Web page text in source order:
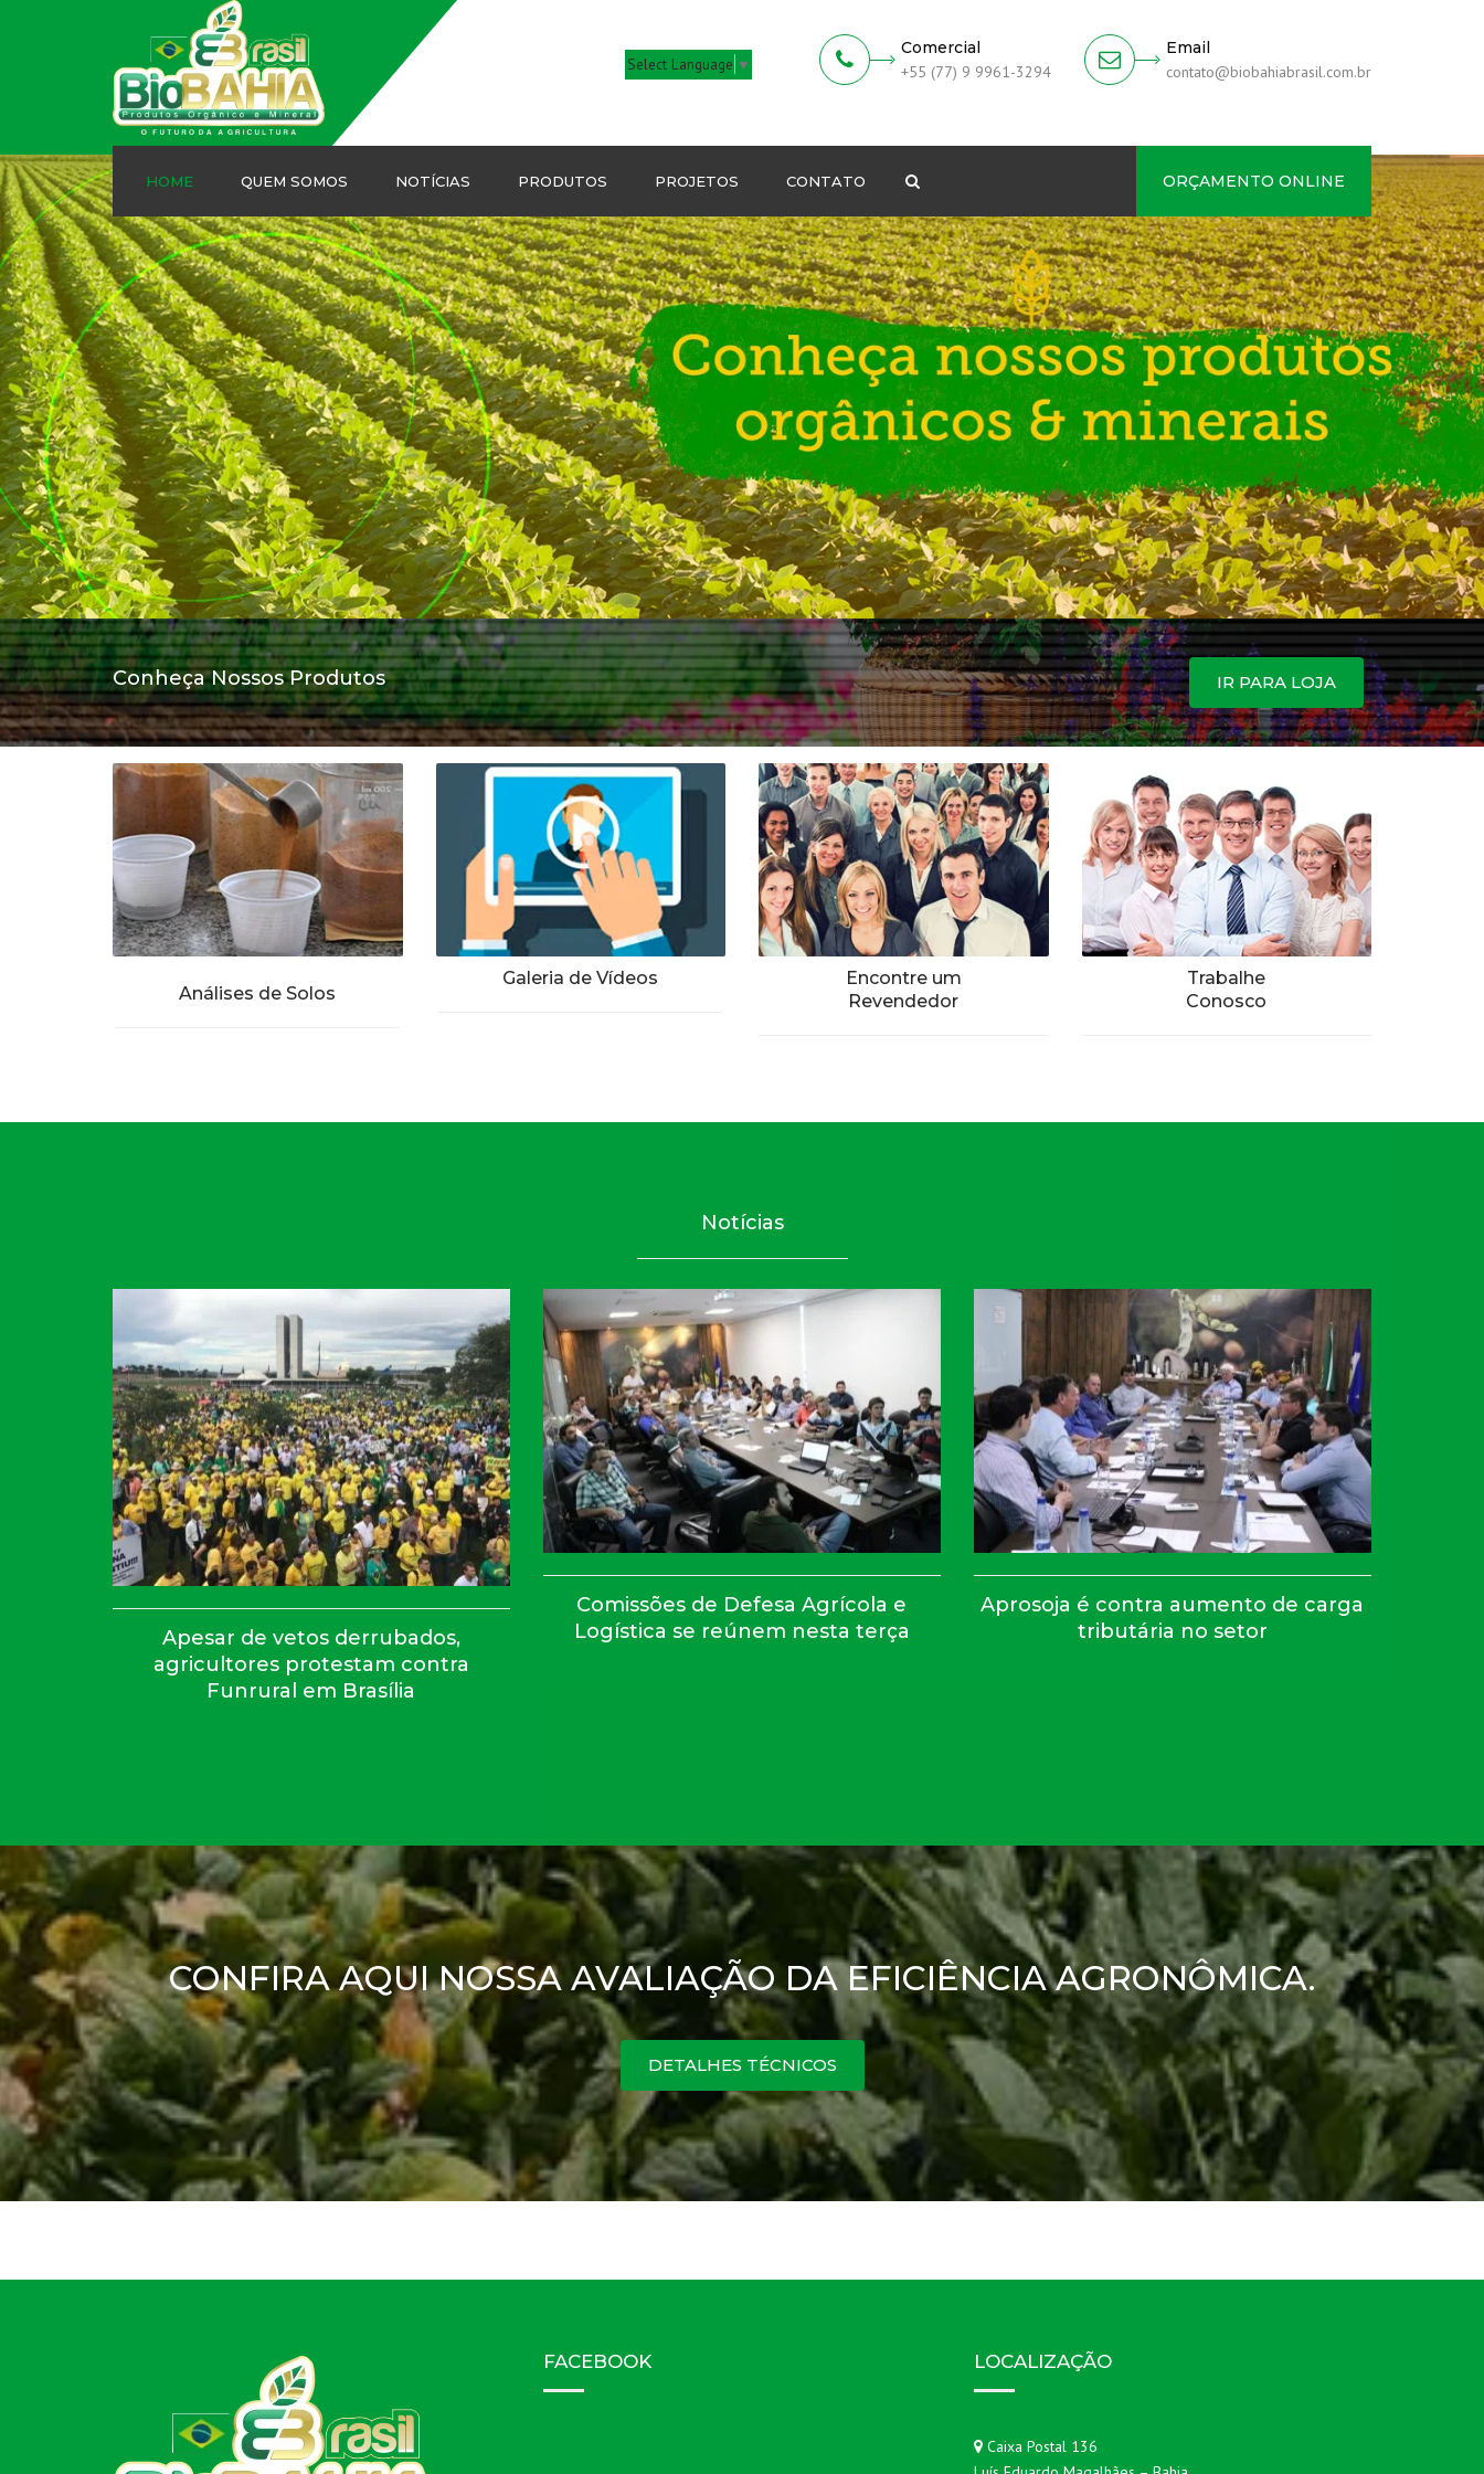
Select Language ▼
Comercial
+55 (77) 9 9961-3294
Email
contato@biobahiabrasil.com.br
HOME QUEM SOMOS NOTÍCIAS PRODUTOS PROJETOS CONTATO ORÇAMENTO ONLINE
Conheça Nossos Produtos IR PARA LOJA
Análises de Solos
Galeria de Vídeos
Encontre um
Revendedor
Trabalhe
Conosco
Notícias
Apesar de vetos derrubados,
agricultores protestam contra
Funrural em Brasília
Comissões de Defesa Agrícola e
Logística se reúnem nesta terça
Aprosoja é contra aumento de carga
tributária no setor
CONFIRA AQUI NOSSA AVALIAÇÃO DA EFICIÊNCIA AGRONÔMICA.
DETALHES TÉCNICOS
FACEBOOK LOCALIZAÇÃO
Caixa Postal 136